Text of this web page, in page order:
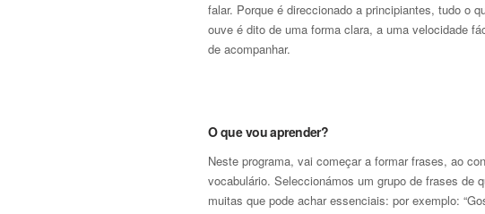
falar. Porque é direccionado a principiantes, tudo o
ouve é dito de uma forma clara, a uma velocidade
de acompanhar.
O que vou aprender?
Neste programa, vai começar a formar frases, ao
vocabulário. Seleccionámos um grupo de frases de
muitas que pode achar essenciais: por exemplo: